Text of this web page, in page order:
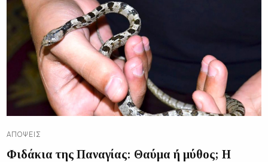
ΑΠΌΨΕΙΣ
Φιδάκια της Παναγίας: Θαύμα ή μύθος; Η